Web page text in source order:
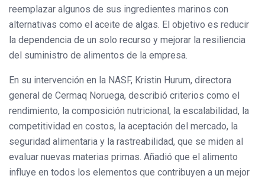
reemplazar algunos de sus ingredientes marinos con
alternativas como el aceite de algas. El objetivo es reducir
la dependencia de un solo recurso y mejorar la resiliencia
del suministro de alimentos de la empresa.
En su intervención en la NASF, Kristin Hurum, directora
general de Cermaq Noruega, describió criterios como el
rendimiento, la composición nutricional, la escalabilidad, la
competitividad en costos, la aceptación del mercado, la
seguridad alimentaria y la rastreabilidad, que se miden al
evaluar nuevas materias primas. Añadió que el alimento
influye en todos los elementos que contribuyen a un mejor